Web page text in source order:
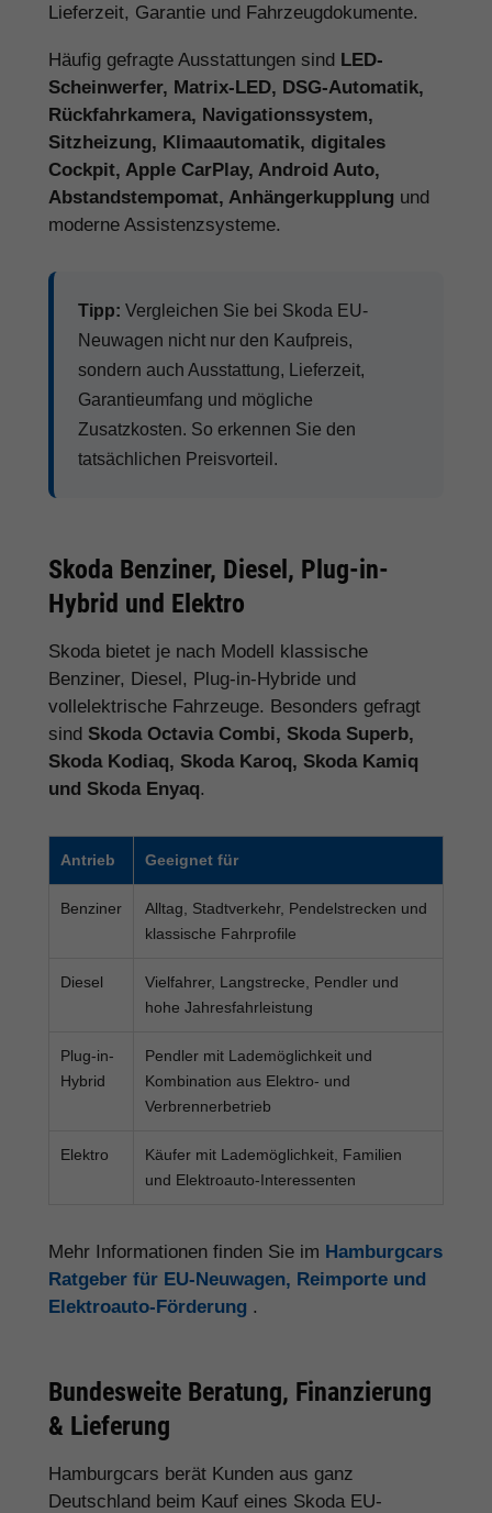
Lieferzeit, Garantie und Fahrzeugdokumente.
Häufig gefragte Ausstattungen sind LED-
Scheinwerfer, Matrix-LED, DSG-Automatik,
Rückfahrkamera, Navigationssystem,
Sitzheizung, Klimaautomatik, digitales
Cockpit, Apple CarPlay, Android Auto,
Abstandstempomat, Anhängerkupplung und
moderne Assistenzsysteme.
Tipp: Vergleichen Sie bei Skoda EU-
Neuwagen nicht nur den Kaufpreis,
sondern auch Ausstattung, Lieferzeit,
Garantieumfang und mögliche
Zusatzkosten. So erkennen Sie den
tatsächlichen Preisvorteil.
Skoda Benziner, Diesel, Plug-in-
Hybrid und Elektro
Skoda bietet je nach Modell klassische
Benziner, Diesel, Plug-in-Hybride und
vollelektrische Fahrzeuge. Besonders gefragt
sind Skoda Octavia Combi, Skoda Superb,
Skoda Kodiaq, Skoda Karoq, Skoda Kamiq
und Skoda Enyaq.
Antrieb Geeignet für
Benziner
Alltag, Stadtverkehr, Pendelstrecken und
klassische Fahrprofile
Diesel
Vielfahrer, Langstrecke, Pendler und
hohe Jahresfahrleistung
Plug-in-
Hybrid
Pendler mit Lademöglichkeit und
Kombination aus Elektro- und
Verbrennerbetrieb
Elektro
Käufer mit Lademöglichkeit, Familien
und Elektroauto-Interessenten
Mehr Informationen finden Sie im Hamburgcars
Ratgeber für EU-Neuwagen, Reimporte und
Elektroauto-Förderung .
Bundesweite Beratung, Finanzierung
& Lieferung
Hamburgcars berät Kunden aus ganz
Deutschland beim Kauf eines Skoda EU-